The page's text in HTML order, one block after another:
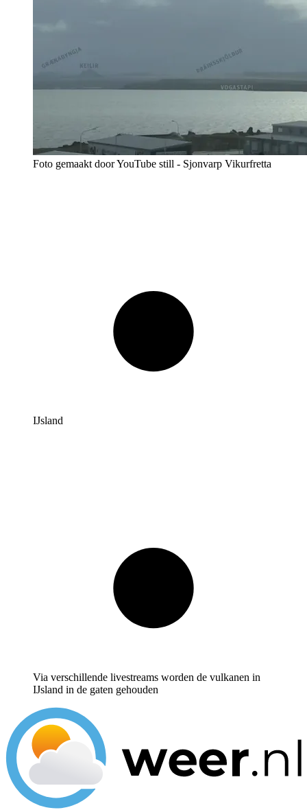
Foto gemaakt door YouTube still - Sjonvarp Vikurfretta
IJsland
Via verschillende livestreams worden de vulkanen in
IJsland in de gaten gehouden